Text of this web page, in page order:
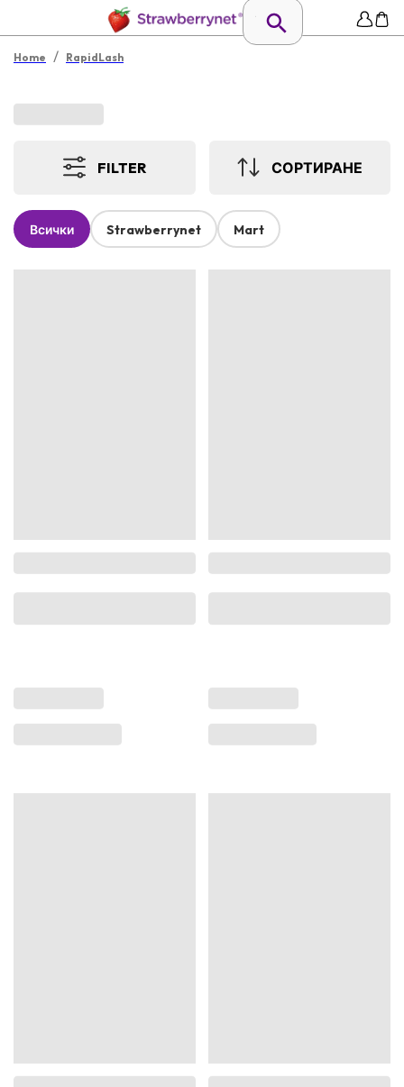
Home / RapidLash
FILTER СОРТИРАНЕ
Всички Strawberrynet Mart